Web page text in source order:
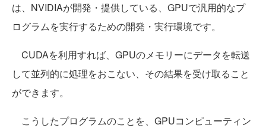
は、NVIDIAが開発・提供している、GPUで汎用的なプ
ログラムを実行するための開発・実行環境です。
CUDAを利用すれば、GPUのメモリーにデータを転送
して並列的に処理をおこない、その結果を受け取ること
ができます。
こうしたプログラムのことを、GPUコンピューティン